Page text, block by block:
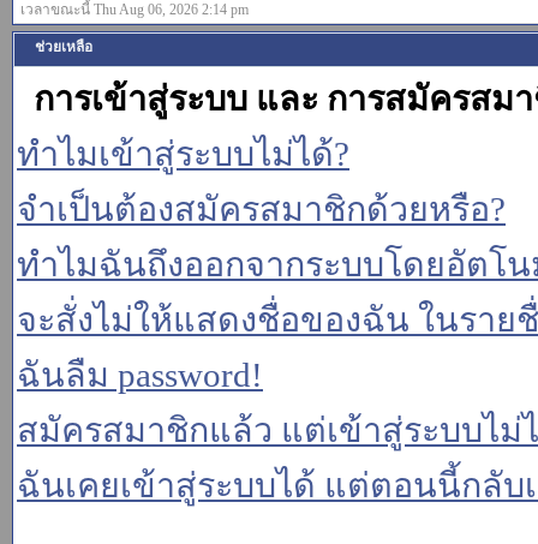
เวลาขณะนี้ Thu Aug 06, 2026 2:14 pm
ช่วยเหลือ
การเข้าสู่ระบบ และ การสมัครสม
ทำไมเข้าสู่ระบบไม่ได้?
จำเป็นต้องสมัครสมาชิกด้วยหรือ?
ทำไมฉันถึงออกจากระบบโดยอัตโ
จะสั่งไม่ให้แสดงชื่อของฉัน ในราย
ฉันลืม password!
สมัครสมาชิกแล้ว แต่เข้าสู่ระบบไม่
ฉันเคยเข้าสู่ระบบได้ แต่ตอนนี้กลับ